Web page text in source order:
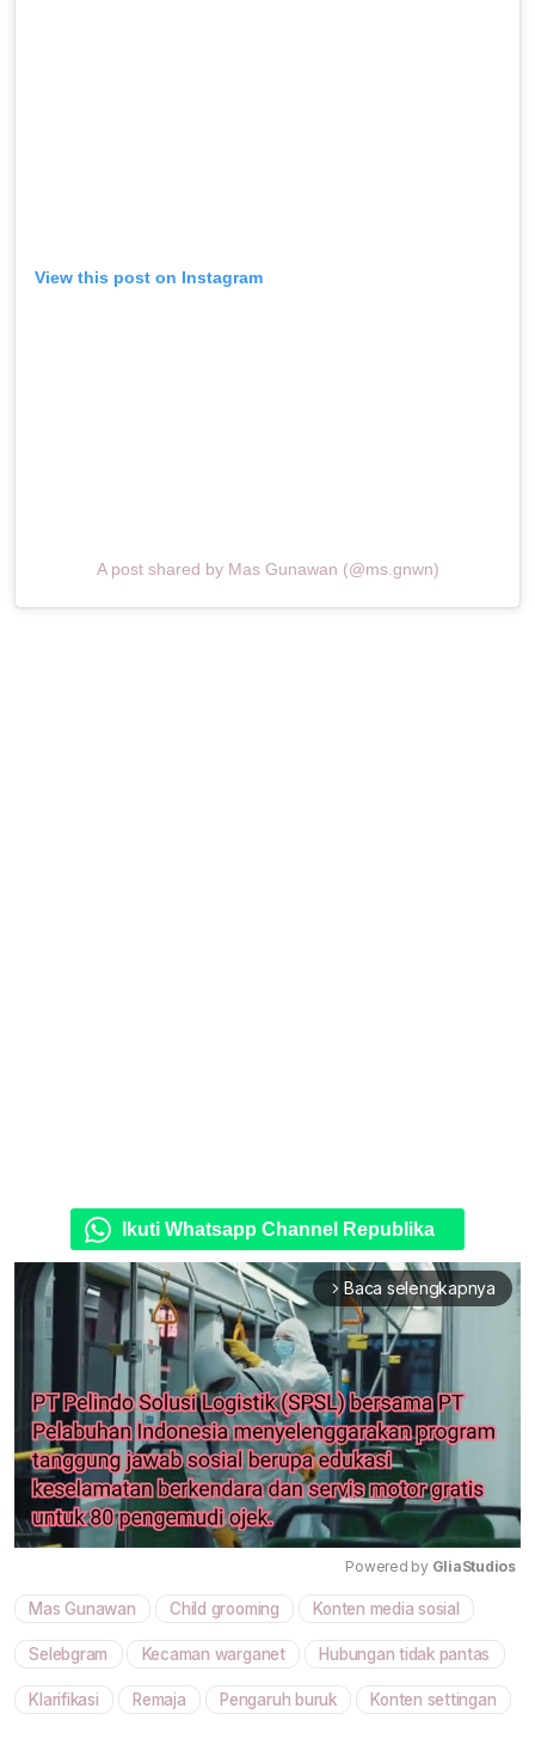
View this post on Instagram
A post shared by Mas Gunawan (@ms.gnwn)
Ikuti Whatsapp Channel Republika
arrow_forward_ios Baca selengkapnya
Mute
Powered by GliaStudios
Mas Gunawan Child grooming Konten media sosial
Selebgram Kecaman warganet Hubungan tidak pantas
Klarifikasi Remaja Pengaruh buruk Konten settingan